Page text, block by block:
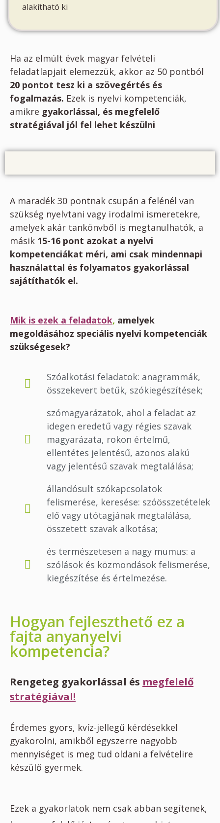
alakítható ki
Ha az elmúlt évek magyar felvételi
feladatlapjait elemezzük, akkor az 50 pontból
20 pontot tesz ki a szövegértés és
fogalmazás. Ezek is nyelvi kompetenciák,
amikre gyakorlással, és megfelelő
stratégiával jól fel lehet készülni
A maradék 30 pontnak csupán a felénél van
szükség nyelvtani vagy irodalmi ismeretekre,
amelyek akár tankönvből is megtanulhatók, a
másik 15-16 pont azokat a nyelvi
kompetenciákat méri, ami csak mindennapi
használattal és folyamatos gyakorlással
sajátíthatók el.
Mik is ezek a feladatok, amelyek
megoldásához speciális nyelvi kompetenciák
szükségesek?
Szóalkotási feladatok: anagrammák,
összekevert betűk, szókiegészítések;
szómagyarázatok, ahol a feladat az
idegen eredetű vagy régies szavak
magyarázata, rokon értelmű,
ellentétes jelentésű, azonos alakú
vagy jelentésű szavak megtalálása;
állandósult szókapcsolatok
felismerése, keresése: szóösszetételek
elő vagy utótagjának megtalálása,
összetett szavak alkotása;
és természetesen a nagy mumus: a
szólások és közmondások felismerése,
kiegészítése és értelmezése.
Hogyan fejleszthető ez a
fajta anyanyelvi
kompetencia?
Rengeteg gyakorlással és megfelelő
stratégiával!
Érdemes gyors, kvíz-jellegű kérdésekkel
gyakorolni, amikből egyszerre nagyobb
mennyiséget is meg tud oldani a felvételire
készülő gyermek.
Ezek a gyakorlatok nem csak abban segítenek,